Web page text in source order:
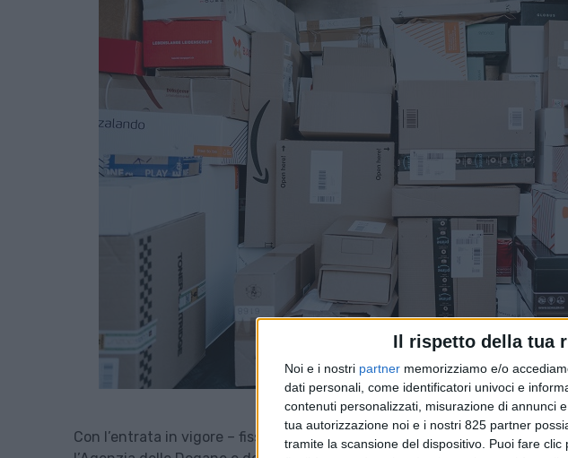
Il rispetto della tua
Noi e i nostri partner memorizziamo e/o
dati personali, come identificatori univoci e
contenuti personalizzati, misurazione di annunci
tua autorizzazione noi e i nostri 825 partner
tramite la scansione del dispositivo. Puoi fare
Con l’entrata in vigore – fissata a oggi, 1 luglio 2026 – del nuovo dazio